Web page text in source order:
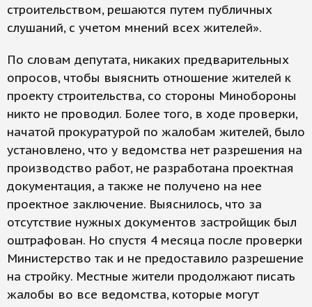
строительством, решаются путем публичных
слушаний, с учетом мнений всех жителей».
По словам депутата, никаких предварительных
опросов, чтобы выяснить отношение жителей к
проекту строительства, со стороны Минобороны
никто не проводил. Более того, в ходе проверки,
начатой прокуратурой по жалобам жителей, было
установлено, что у ведомства нет разрешения на
производство работ, не разработана проектная
документация, а также не получено на нее
проектное заключение. Выяснилось, что за
отсутствие нужных документов застройщик был
оштрафован. Но спустя 4 месяца после проверки
Министерство так и не предоставило разрешение
на стройку. Местные жители продолжают писать
жалобы во все ведомства, которые могут